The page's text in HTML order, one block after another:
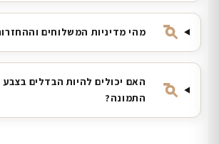
מהי מדיניות המשלוחים
האם יכולים להיות הבדלים בצבע
התמונה?